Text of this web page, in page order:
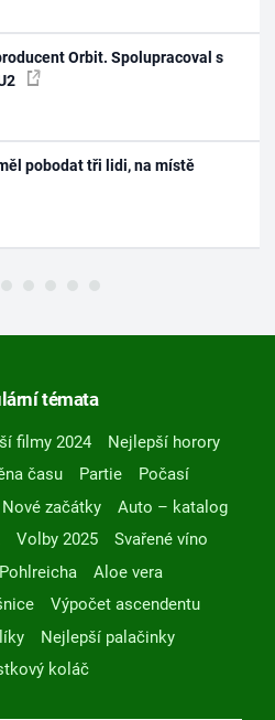
Orbit. Spolupracoval s
pobodat tři lidi, na místě
témata
filmy 2024
Nejlepší horory
času Partie
Počasí
Nové začátky
Auto – katalog
Volby 2025
Svařené víno
Aloe vera
Výpočet ascendentu
Nejlepší palačinky
koláč